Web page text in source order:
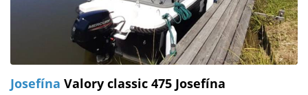
Josefína Valory classic 475 Josefína